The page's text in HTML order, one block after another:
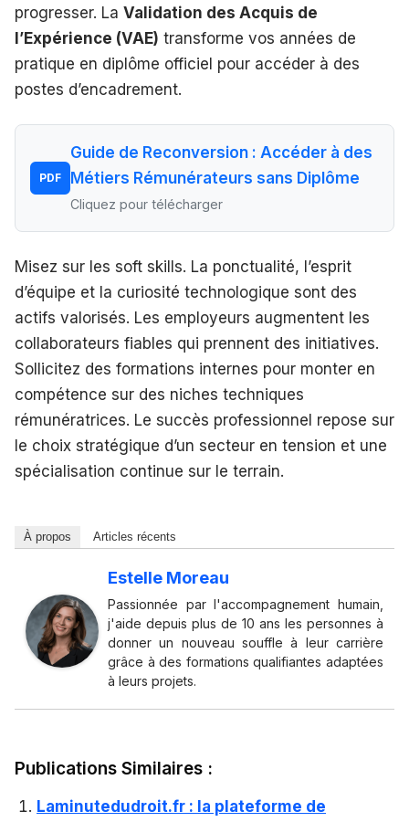
progresser. La Validation des Acquis de
l’Expérience (VAE) transforme vos années de
pratique en diplôme officiel pour accéder à des
postes d’encadrement.
PDF
Guide de Reconversion : Accéder à des
Métiers Rémunérateurs sans Diplôme
Cliquez pour télécharger
Misez sur les soft skills. La ponctualité, l’esprit
d’équipe et la curiosité technologique sont des
actifs valorisés. Les employeurs augmentent les
collaborateurs fiables qui prennent des initiatives.
Sollicitez des formations internes pour monter en
compétence sur des niches techniques
rémunératrices. Le succès professionnel repose sur
le choix stratégique d’un secteur en tension et une
spécialisation continue sur le terrain.
À propos Articles récents
Estelle Moreau
Passionnée par l'accompagnement humain,
j'aide depuis plus de 10 ans les personnes à
donner un nouveau souffle à leur carrière
grâce à des formations qualifiantes adaptées
à leurs projets.
Publications Similaires :
Laminutedudroit.fr : la plateforme de